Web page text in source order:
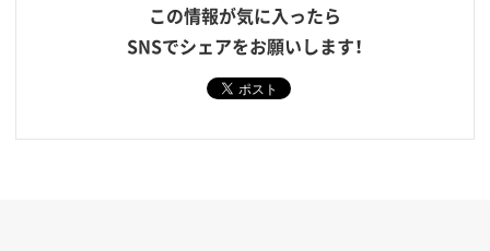
この情報が気に入ったら
SNSでシェアをお願いします！